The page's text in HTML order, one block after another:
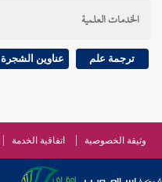
الخدمات العلمية
ترجمة علم عناوين الشجرة
وثيقة الخصوصية اتفاقية الخدمة